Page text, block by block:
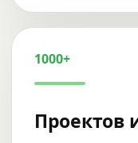
1000+
Проектов